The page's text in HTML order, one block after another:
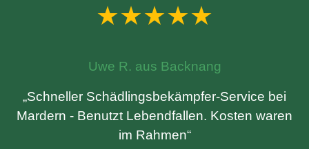
★★★★★
Uwe R. aus Backnang
„Schneller Schädlingsbekämpfer-Service bei
Mardern - Benutzt Lebendfallen. Kosten waren
im Rahmen“